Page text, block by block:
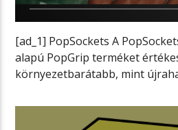
[ad_1] PopSockets A
alapú PopGrip terméket
környezetbarátabb, mint
02:14 READ TIME